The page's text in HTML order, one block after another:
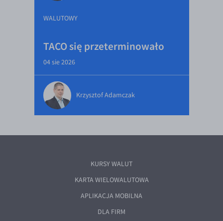
WALUTOWY
TACO się przeterminowało
04 sie 2026
Krzysztof Adamczak
KURSY WALUT
KARTA WIELOWALUTOWA
APLIKACJA MOBILNA
DLA FIRM